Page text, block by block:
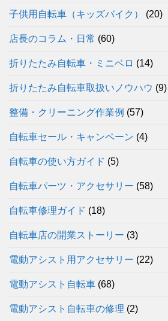
子供用自転車（キッズバイク） (20)
店長のコラム・日常 (60)
折りたたみ自転車・ミニベロ (14)
折りたたみ自転車取扱いノウハウ (9)
整備・クリーニング作業例 (57)
自転車セール・キャンペーン (4)
自転車の使い方ガイド (5)
自転車パーツ・アクセサリー (58)
自転車修理ガイド (18)
自転車店の開業ストーリー (3)
電動アシスト用アクセサリー (22)
電動アシスト自転車 (68)
電動アシスト自転車の修理 (2)